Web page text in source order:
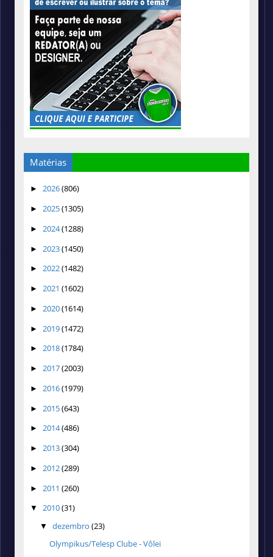
Matérias
► 2026(806)
► 2025(1305)
► 2024(1288)
► 2023(1450)
► 2022(1482)
► 2021 (1602)
► 2020(1614)
► 2019(1472)
► 2018(1784)
► 2017(2003)
► 2016(1979)
► 2015(643)
► 2014(486)
► 2013(304)
► 2012(289)
► 2011 (260)
▼ 2010(31)
▼ dezembro (23)
Olympikus/Telesp Clube - Vôlei